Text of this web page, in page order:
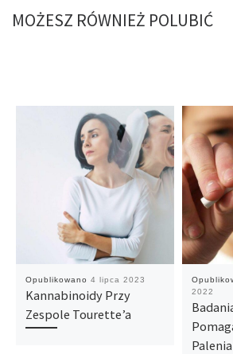
MOŻESZ RÓWNIEŻ POLUBIĆ
Opublikowano 4 lipca 2023
Kannabinoidy Przy
Zespole Tourette’a
2022
Palenia